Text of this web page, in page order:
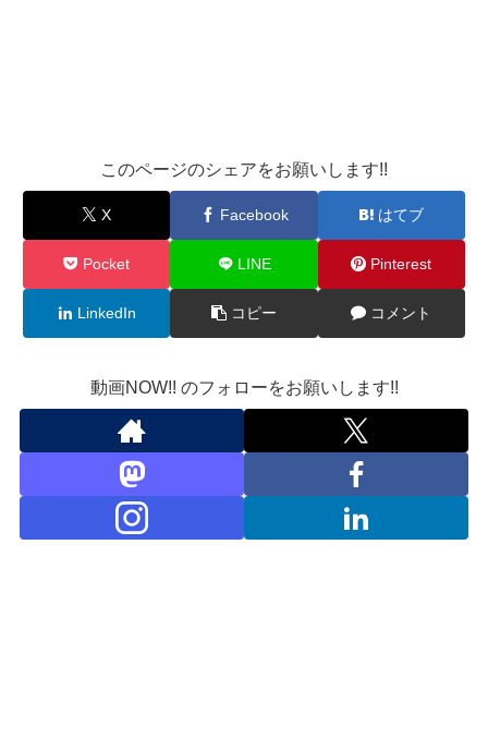
このページのシェアをお願いします!!
X Facebook はてブ
Pocket LINE Pinterest
LinkedIn コピー コメント
動画NOW!! のフォローをお願いします!!